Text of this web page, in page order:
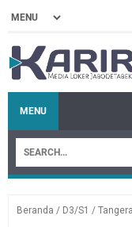
MENU
Beranda / D3/S1 /